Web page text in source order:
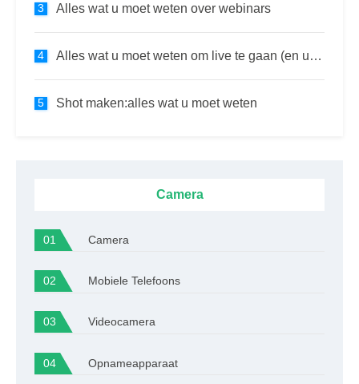
Alles wat u moet weten over webinars
Alles wat u moet weten om live te gaan (en uw bedrijf te laten groeien)
Shot maken:alles wat u moet weten
Camera
Camera
Mobiele Telefoons
Videocamera
Opnameapparaat